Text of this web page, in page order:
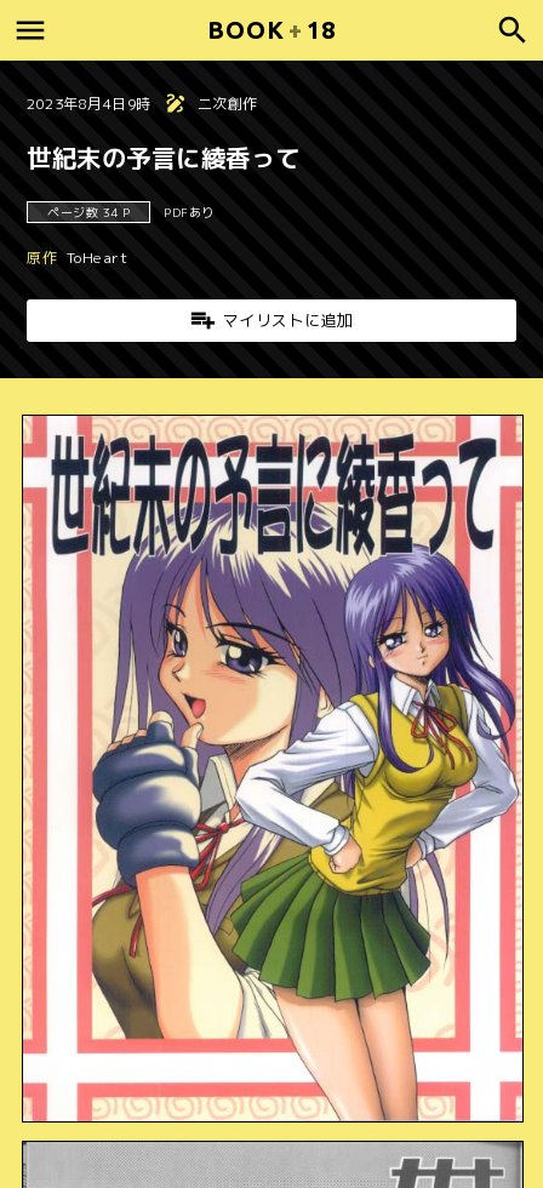
BOOK + 18
2023年8月4日9時 二次創作
世紀末の予言に綾香って
ページ数 34 P PDFあり
原作 ToHeart
マイリストに追加